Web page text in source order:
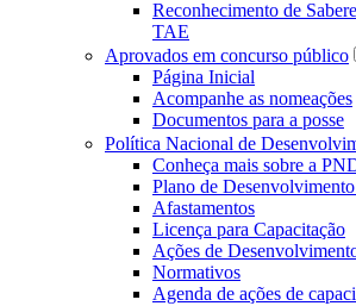
Reconhecimento de
TAE
Aprovados em concurso público
Página Inicial
Acompanhe as nomeações
Documentos para a posse
Política Nacional de
Conheça mais sobre a
Plano de
Afastamentos
Licença para Capacitação
Ações de
Normativos
Agenda de ações de